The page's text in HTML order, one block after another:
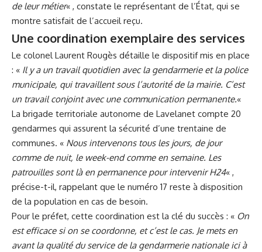
de leur métier« , constate le représentant de l’État, qui se
montre satisfait de l’accueil reçu.
Une coordination exemplaire des services
Le colonel Laurent Rougès détaille le dispositif mis en place
: « Il y a un travail quotidien avec la gendarmerie et la police
municipale, qui travaillent sous l’autorité de la mairie. C’est
un travail conjoint avec une communication permanente.«
La brigade territoriale autonome de Lavelanet compte 20
gendarmes qui assurent la sécurité d’une trentaine de
communes. « Nous intervenons tous les jours, de jour
comme de nuit, le week-end comme en semaine. Les
patrouilles sont là en permanence pour intervenir H24« ,
précise-t-il, rappelant que le numéro 17 reste à disposition
de la population en cas de besoin.
Pour le préfet, cette coordination est la clé du succès : « On
est efficace si on se coordonne, et c’est le cas. Je mets en
avant la qualité du service de la gendarmerie nationale ici à